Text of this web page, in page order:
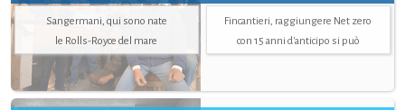
Sangermani, qui sono nate
le Rolls-Royce del mare
Fincantieri, raggiungere Net zero
con 15 anni d'anticipo si può